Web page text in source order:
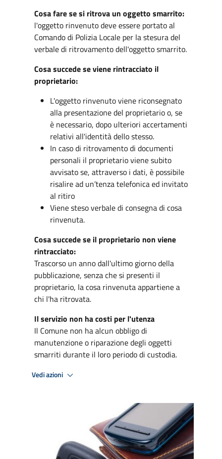
Cosa fare se si ritrova un oggetto smarrito:
l'oggetto rinvenuto deve essere portato al
Comando di Polizia Locale per la stesura del
verbale di ritrovamento dell'oggetto smarrito.
Cosa succede se viene rintracciato il
proprietario:
L'oggetto rinvenuto viene riconsegnato
alla presentazione del proprietario o, se
è necessario, dopo ulteriori accertamenti
relativi all'identità dello stesso.
In caso di ritrovamento di documenti
personali il proprietario viene subito
avvisato se, attraverso i dati, è possibile
risalire ad un’tenza telefonica ed invitato
al ritiro
Viene steso verbale di consegna di cosa
rinvenuta.
Cosa succede se il proprietario non viene
rintracciato:
Trascorso un anno dall'ultimo giorno della
pubblicazione, senza che si presenti il
proprietario, la cosa rinvenuta appartiene a
chi l'ha ritrovata.
Il servizio non ha costi per l'utenza
Il Comune non ha alcun obbligo di
manutenzione o riparazione degli oggetti
smarriti durante il loro periodo di custodia.
Vedi azioni